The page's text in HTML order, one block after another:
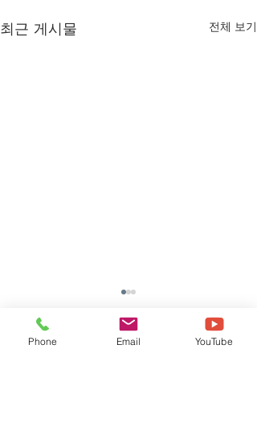
최근 게시물 전체 보기
Phone Email YouTube